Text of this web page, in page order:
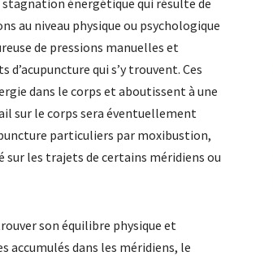
au niveau physique ou psychologique
de pressions manuelles et
qui s’y trouvent. Ces
dans le corps et aboutissent à une
sur le corps sera éventuellement
particuliers par moxibustion,
les trajets de certains méridiens ou
son équilibre physique et
accumulés dans les méridiens, le